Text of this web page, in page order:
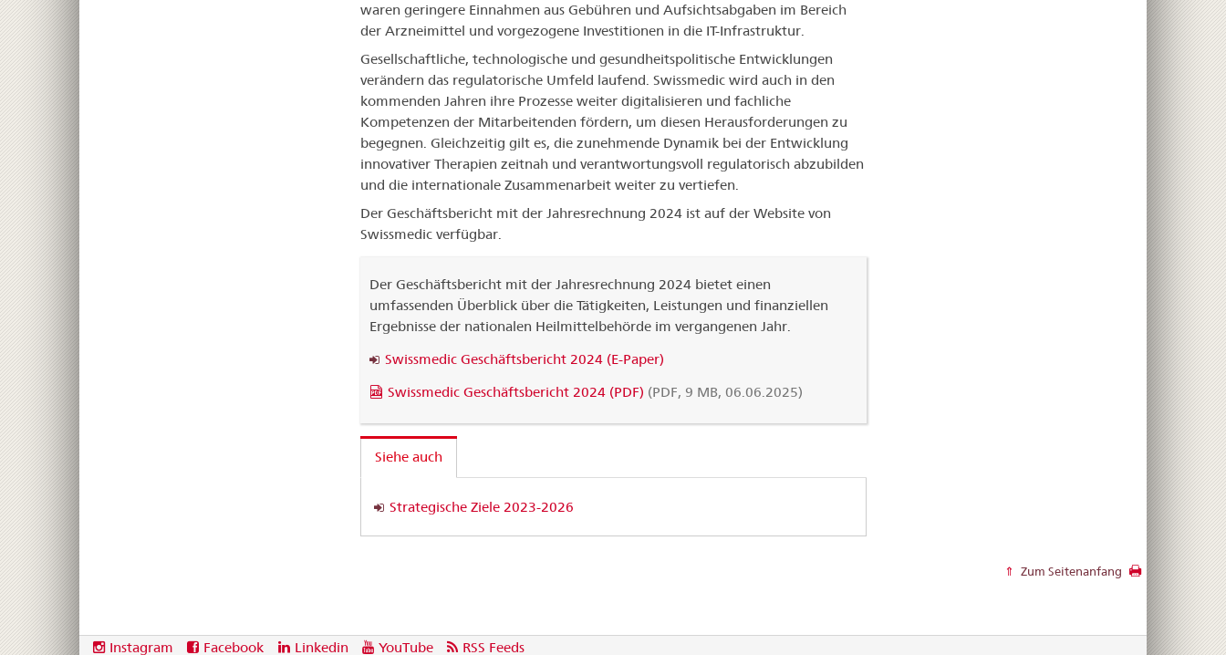
waren geringere Einnahmen aus Gebühren und Aufsichtsabgaben im Bereich
der Arzneimittel und vorgezogene Investitionen in die IT-Infrastruktur.
Gesellschaftliche, technologische und gesundheitspolitische Entwicklungen
verändern das regulatorische Umfeld laufend. Swissmedic wird auch in den
kommenden Jahren ihre Prozesse weiter digitalisieren und fachliche
Kompetenzen der Mitarbeitenden fördern, um diesen Herausforderungen zu
begegnen. Gleichzeitig gilt es, die zunehmende Dynamik bei der Entwicklung
innovativer Therapien zeitnah und verantwortungsvoll regulatorisch abzubilden
und die internationale Zusammenarbeit weiter zu vertiefen.
Der Geschäftsbericht mit der Jahresrechnung 2024 ist auf der Website von
Swissmedic verfügbar.
Der Geschäftsbericht mit der Jahresrechnung 2024 bietet einen
umfassenden Überblick über die Tätigkeiten, Leistungen und finanziellen
Ergebnisse der nationalen Heilmittelbehörde im vergangenen Jahr.
Swissmedic Geschäftsbericht 2024 (E-Paper)
Swissmedic Geschäftsbericht 2024 (PDF) (PDF, 9 MB, 06.06.2025)
Siehe auch
Strategische Ziele 2023-2026
Zum Seitenanfang
Footer
SocialInstagram Facebook Linkedin YouTube RSS Feeds